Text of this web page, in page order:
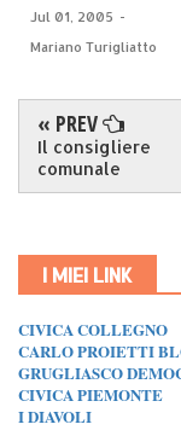
Jul 01, 2005 -
Mariano Turigliatto
« PREV
Il consigliere
comunale
I MIEI LINK
CIVICA COLLEGNO
CARLO PROIETTI
GRUGLIASCO
CIVICA PIEMONTE
I DIAVOLI